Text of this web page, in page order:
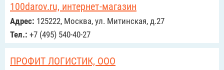
100darov.ru, интернет-магазин
Адрес: 125222, Москва, ул. Митинская, д.27
Тел.: +7 (495) 540-40-27
ПРОФИТ ЛОГИСТИК, ООО